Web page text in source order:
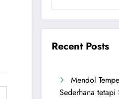
Recent Posts
Mendol
Sederhana